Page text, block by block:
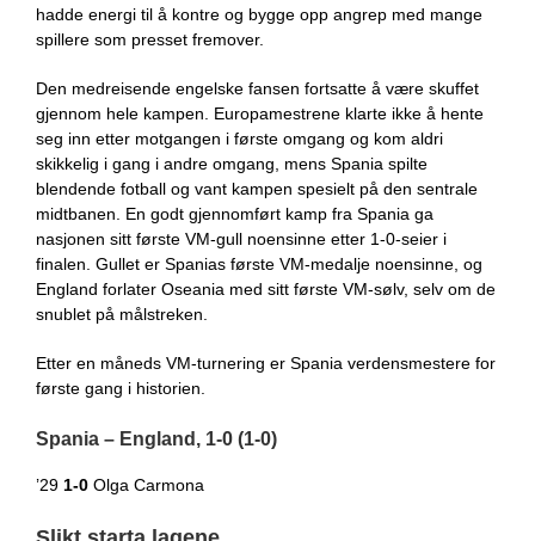
hadde energi til å kontre og bygge opp angrep med mange
spillere som presset fremover.
Den medreisende engelske fansen fortsatte å være skuffet
gjennom hele kampen. Europamestrene klarte ikke å hente
seg inn etter motgangen i første omgang og kom aldri
skikkelig i gang i andre omgang, mens Spania spilte
blendende fotball og vant kampen spesielt på den sentrale
midtbanen. En godt gjennomført kamp fra Spania ga
nasjonen sitt første VM-gull noensinne etter 1-0-seier i
finalen. Gullet er Spanias første VM-medalje noensinne, og
England forlater Oseania med sitt første VM-sølv, selv om de
snublet på målstreken.
Etter en måneds VM-turnering er Spania verdensmestere for
første gang i historien.
Spania – England, 1-0 (1-0)
’29 1-0 Olga Carmona